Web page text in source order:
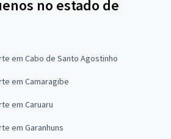
no estado de
em Cabo de Santo Agostinho
em Camaragibe
em Caruaru
em Garanhuns